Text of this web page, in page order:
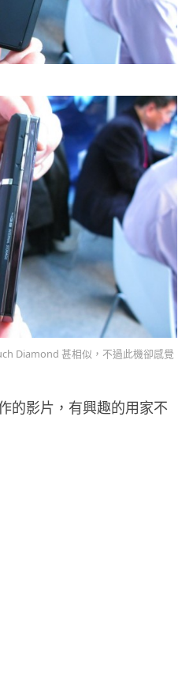
Diamond 甚相似，不過此機卻感覺
的影片，有興趣的用家不